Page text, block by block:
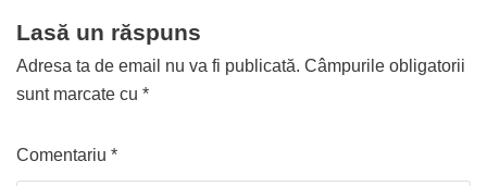
Lasă un răspuns
Adresa ta de email nu va fi publicată. Câmpurile obligatorii
sunt marcate cu *
Comentariu *